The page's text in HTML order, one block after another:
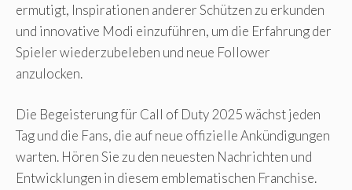
ermutigt, Inspirationen anderer Schützen zu erkunden
und innovative Modi einzuführen, um die Erfahrung der
Spieler wiederzubeleben und neue Follower
anzulocken.
Die Begeisterung für Call of Duty 2025 wächst jeden
Tag und die Fans, die auf neue offizielle Ankündigungen
warten. Hören Sie zu den neuesten Nachrichten und
Entwicklungen in diesem emblematischen Franchise.